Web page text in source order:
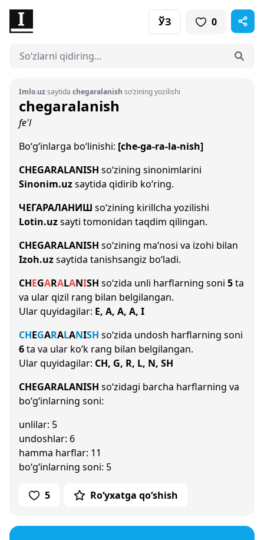
ЎЗ 0
Imlo.uzsaytida chegaralanish so‘zining yozilishi
chegaralanish
fe'l
Bo‘g‘inlarga bo‘linishi: [che-ga-ra-la-nish]
CHEGARALANISH so‘zining sinonimlarini
Sinonim.uzsaytida qidirib ko‘ring.
ЧЕГАРАЛАНИШ so‘zining kirillcha yozilishi
Lotin.uzsayti tomonidan taqdim qilingan.
CHEGARALANISH so‘zining ma’nosi va izohi bilan
Izoh.uzsaytida tanishsangiz bo‘ladi.
CHEGARALANISH so‘zida unli harflarning soni 5ta
va ular qizil rang bilan belgilangan.
Ular quyidagilar: E, A, A, A, I
CHEGARALANISH so‘zida undosh harflarning soni
6ta va ular ko‘k rang bilan belgilangan.
Ular quyidagilar: CH, G, R, L, N, SH
CHEGARALANISH so‘zidagi barcha harflarning va
bo‘g‘inlarning soni:
unlilar: 5
undoshlar: 6
hamma harflar: 11
bo‘g‘inlarning soni: 5
5 Ro‘yxatga qo‘shish